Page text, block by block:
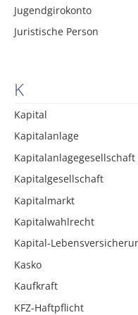
Jugendgirokonto
Juristische Person
K
Kapital
Kapitalanlage
Kapitalanlagegesellschaft
Kapitalgesellschaft
Kapitalmarkt
Kapitalwahlrecht
Kapital-
Kasko
Kaufkraft
KFZ-Haftpflicht